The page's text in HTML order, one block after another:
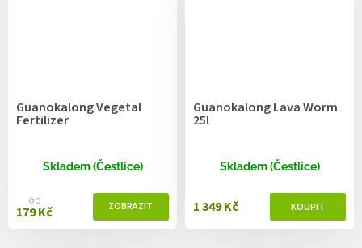
Guanokalong Vegetal
Fertilizer
Skladem (Čestlice)
od
179 Kč
Guanokalong Lava Worm
25l
Skladem (Čestlice)
1 349 Kč